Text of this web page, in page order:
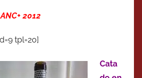
2012
tpl=20]
Cata